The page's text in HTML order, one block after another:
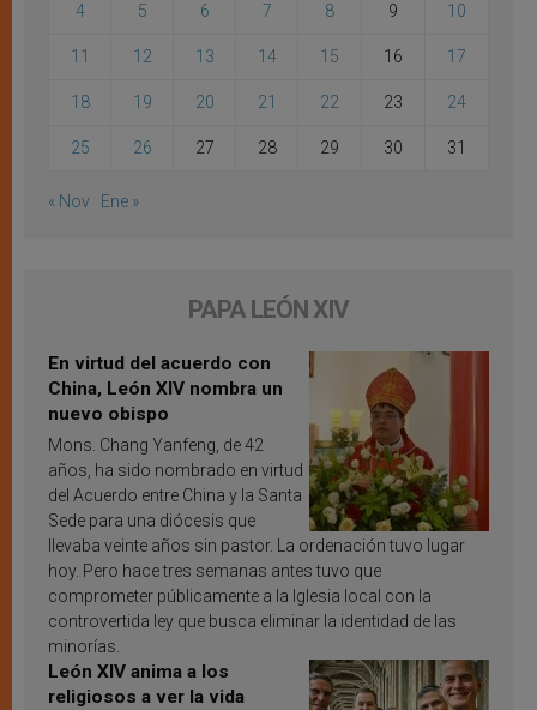
4 5 6 7 8 9 10
11 12 13 14 15 16 17
18 19 20 21 22 23 24
25 26 27 28 29 30 31
« Nov Ene »
PAPA LEÓN XIV
En virtud del acuerdo con
China, León XIV nombra un
nuevo obispo
Mons. Chang Yanfeng, de 42
años, ha sido nombrado en virtud
del Acuerdo entre China y la Santa
Sede para una diócesis que
llevaba veinte años sin pastor. La ordenación tuvo lugar
hoy. Pero hace tres semanas antes tuvo que
comprometer públicamente a la Iglesia local con la
controvertida ley que busca eliminar la identidad de las
minorías.
León XIV anima a los
religiosos a ver la vida